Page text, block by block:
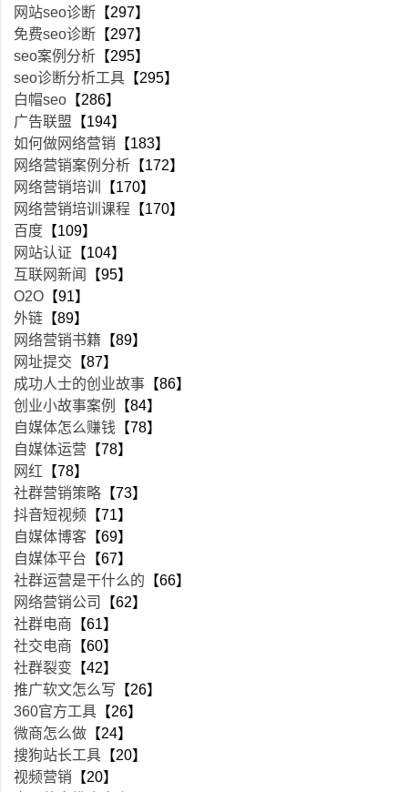
网站seo诊断 【297】
免费seo诊断 【297】
seo案例分析 【295】
seo诊断分析工具 【295】
白帽seo 【286】
广告联盟 【194】
如何做网络营销 【183】
网络营销案例分析 【172】
网络营销培训
【170】
网络营销培训课程 【170】
百度 【109】
网站认证 【104】
互联网新闻
【95】
O2O 【91】
外链 【89】
网络营销书籍 【89】
网址提交 【87】
成功人士的创业故事 【86】
创业小故事案例
【84】
自媒体怎么赚钱 【78】
自媒体运营 【78】
网红 【78】
社群营销策略 【73】
抖音短视频 【71】
自媒体博客 【69】
自媒体平台 【67】
社群运营是干什么的 【66】
网络营销公司
【62】
社群电商 【61】
社交电商 【60】
社群裂变 【42】
推广软文怎么写 【26】
360官方工具 【26】
微商怎么做 【24】
搜狗站长工具 【20】
视频营销 【20】